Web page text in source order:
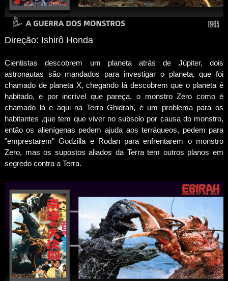
Direção: Ishirô Honda
Cientistas descobrem um planeta atrás de Júpiter, dois
astronautas são mandados para investigar o planeta, que foi
chamado de planeta X, chegando lá descobrem que o planeta é
habitado, e por incrível que pareça, o monstro Zero como é
chamado lá e aqui na Terra Ghidrah, é um problema para os
habitantes ,que tem que viver no subsolo por causa do monstro,
então os alienígenas pedem ajuda aos terráqueos, pedem para
"emprestarem" Godzilla e Rodan para enfrentarem o monstro
Zero, mas os supostos aliados da Terra tem outros planos em
segredo contra a Terra.